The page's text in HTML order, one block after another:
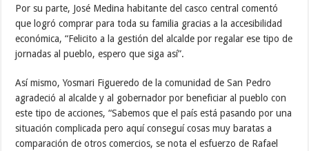
Por su parte, José Medina habitante del casco central comentó
que logró comprar para toda su familia gracias a la accesibilidad
económica, “Felicito a la gestión del alcalde por regalar ese tipo de
jornadas al pueblo, espero que siga así”.
Así mismo, Yosmari Figueredo de la comunidad de San Pedro
agradeció al alcalde y al gobernador por beneficiar al pueblo con
este tipo de acciones, “Sabemos que el país está pasando por una
situación complicada pero aquí conseguí cosas muy baratas a
comparación de otros comercios, se nota el esfuerzo de Rafael